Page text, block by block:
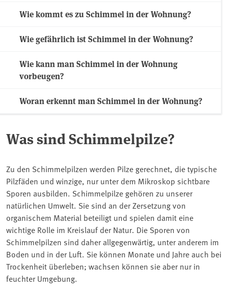
Wie kommt es zu Schimmel in der Wohnung?
Wie gefährlich ist Schimmel in der Wohnung?
Wie kann man Schimmel in der Wohnung
vorbeugen?
Woran erkennt man Schimmel in der Wohnung?
Was sind Schimmelpilze?
Zu den Schimmelpilzen werden Pilze gerechnet, die typische
Pilzfäden und winzige, nur unter dem Mikroskop sichtbare
Sporen ausbilden. Schimmelpilze gehören zu unserer
natürlichen Umwelt. Sie sind an der Zersetzung von
organischem Material beteiligt und spielen damit eine
wichtige Rolle im Kreislauf der Natur. Die Sporen von
Schimmelpilzen sind daher allgegenwärtig, unter anderem im
Boden und in der Luft. Sie können Monate und Jahre auch bei
Trockenheit überleben; wachsen können sie aber nur in
feuchter Umgebung.